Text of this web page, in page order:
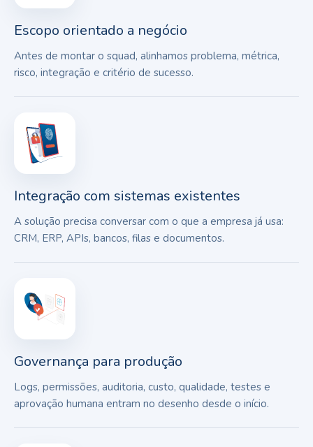
Escopo orientado a negócio
Antes de montar o squad, alinhamos problema, métrica,
risco, integração e critério de sucesso.
Integração com sistemas existentes
A solução precisa conversar com o que a empresa já usa:
CRM, ERP, APIs, bancos, filas e documentos.
Governança para produção
Logs, permissões, auditoria, custo, qualidade, testes e
aprovação humana entram no desenho desde o início.